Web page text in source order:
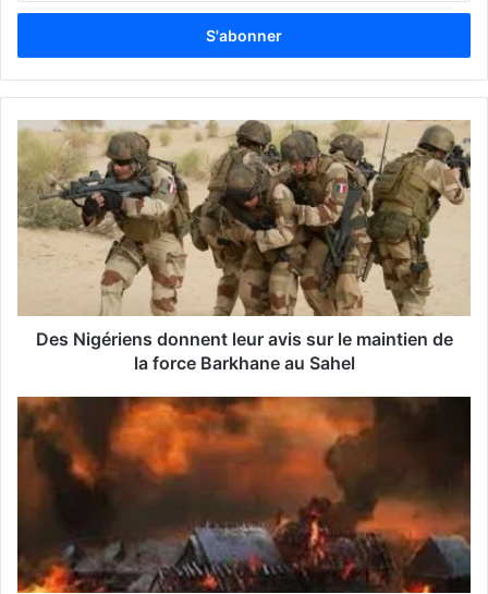
t
e
z
o
r
e
a
m
Des Nigériens donnent leur avis sur le maintien de
la force Barkhane au Sahel